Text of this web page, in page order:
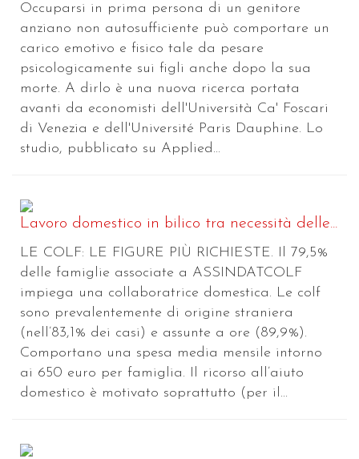
Occuparsi in prima persona di un genitore
anziano non autosufficiente può comportare un
carico emotivo e fisico tale da pesare
psicologicamente sui figli anche dopo la sua
morte. A dirlo è una nuova ricerca portata
avanti da economisti dell'Università Ca' Foscari
di Venezia e dell'Université Paris Dauphine. Lo
studio, pubblicato su Applied...
Lavoro domestico in bilico tra necessità delle...
LE COLF: LE FIGURE PIÙ RICHIESTE. Il 79,5%
delle famiglie associate a ASSINDATCOLF
impiega una collaboratrice domestica. Le colf
sono prevalentemente di origine straniera
(nell’83,1% dei casi) e assunte a ore (89,9%).
Comportano una spesa media mensile intorno
ai 650 euro per famiglia. Il ricorso all’aiuto
domestico è motivato soprattutto (per il...